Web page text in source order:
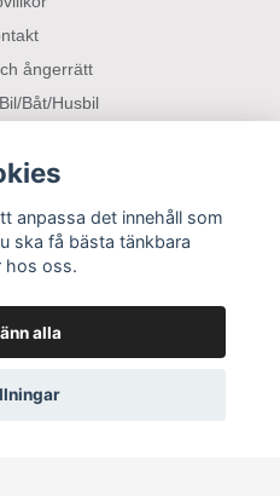
ångerrätt
Båt/Husbil
medier
anpassa det innehåll som
ska få bästa tänkbara
hos oss.
alla